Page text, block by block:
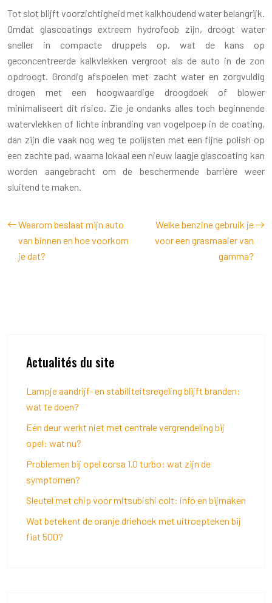
Tot slot blijft voorzichtigheid met kalkhoudend water belangrijk.
Omdat glascoatings extreem hydrofoob zijn, droogt water
sneller in compacte druppels op, wat de kans op
geconcentreerde kalkvlekken vergroot als de auto in de zon
opdroogt. Grondig afspoelen met zacht water en zorgvuldig
drogen met een hoogwaardige droogdoek of blower
minimaliseert dit risico. Zie je ondanks alles toch beginnende
watervlekken of lichte inbranding van vogelpoep in de coating,
dan zijn die vaak nog weg te polijsten met een fijne polish op
een zachte pad, waarna lokaal een nieuw laagje glascoating kan
worden aangebracht om de beschermende barrière weer
sluitend te maken.
Waarom beslaat mijn auto
van binnen en hoe voorkom
je dat?
Welke benzine gebruik je
voor een grasmaaier van
gamma?
Actualités du site
Lampje aandrijf- en stabiliteitsregeling blijft branden:
wat te doen?
Eén deur werkt niet met centrale vergrendeling bij
opel: wat nu?
Problemen bij opel corsa 1.0 turbo: wat zijn de
symptomen?
Sleutel met chip voor mitsubishi colt: info en bijmaken
Wat betekent de oranje driehoek met uitroepteken bij
fiat 500?